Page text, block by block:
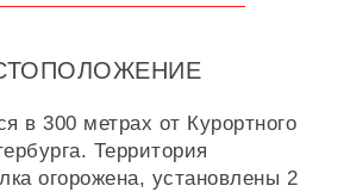
в 300 метрах от Курортного
Территория
огорожена, установлены 2